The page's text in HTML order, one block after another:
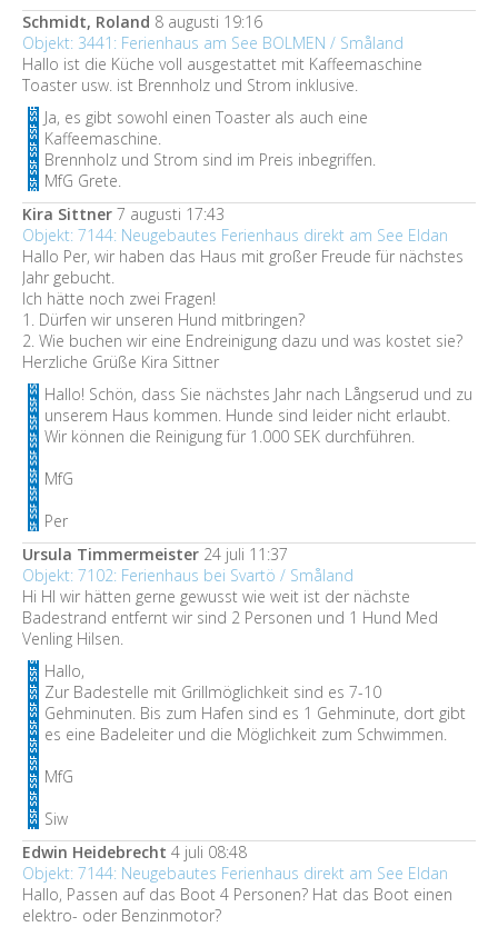
Schmidt, Roland 8 augusti 19:16
Objekt: 3441: Ferienhaus am See BOLMEN / Småland
Hallo ist die Küche voll ausgestattet mit Kaffeemaschine
Toaster usw. ist Brennholz und Strom inklusive.
Ja, es gibt sowohl einen Toaster als auch eine
Kaffeemaschine.
Brennholz und Strom sind im Preis inbegriffen.
MfG Grete.
Kira Sittner 7 augusti 17:43
Objekt: 7144: Neugebautes Ferienhaus direkt am See Eldan
Hallo Per, wir haben das Haus mit großer Freude für nächstes
Jahr gebucht.
Ich hätte noch zwei Fragen!
1. Dürfen wir unseren Hund mitbringen?
2. Wie buchen wir eine Endreinigung dazu und was kostet sie?
Herzliche Grüße Kira Sittner
Hallo! Schön, dass Sie nächstes Jahr nach Långserud und zu
unserem Haus kommen. Hunde sind leider nicht erlaubt.
Wir können die Reinigung für 1.000 SEK durchführen.
MfG
Per
Ursula Timmermeister 24 juli 11:37
Objekt: 7102: Ferienhaus bei Svartö / Småland
Hi HI wir hätten gerne gewusst wie weit ist der nächste
Badestrand entfernt wir sind 2 Personen und 1 Hund Med
Venling Hilsen.
Hallo,
Zur Badestelle mit Grillmöglichkeit sind es 7-10
Gehminuten. Bis zum Hafen sind es 1 Gehminute, dort gibt
es eine Badeleiter und die Möglichkeit zum Schwimmen.
MfG
Siw
Edwin Heidebrecht 4 juli 08:48
Objekt: 7144: Neugebautes Ferienhaus direkt am See Eldan
Hallo, Passen auf das Boot 4 Personen? Hat das Boot einen
elektro- oder Benzinmotor?